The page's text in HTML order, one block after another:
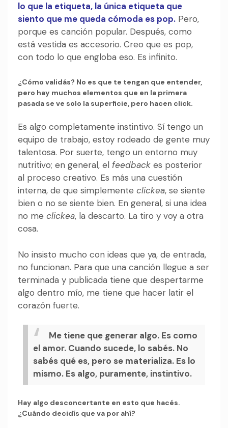
lo que la etiqueta, la única etiqueta que
siento que me queda cómoda es pop. Pero,
porque es canción popular. Después, como
está vestida es accesorio. Creo que es pop,
con todo lo que engloba eso. Es infinito.
¿Cómo validás? No es que te tengan que entender,
pero hay muchos elementos que en la primera
pasada se ve solo la superficie, pero hacen click.
Es algo completamente instintivo. Sí tengo un
equipo de trabajo, estoy rodeado de gente muy
talentosa. Por suerte, tengo un entorno muy
nutritivo; en general, el feedback es posterior
al proceso creativo. Es más una cuestión
interna, de que simplemente clickea, se siente
bien o no se siente bien. En general, si una idea
no me clickea, la descarto. La tiro y voy a otra
cosa.
No insisto mucho con ideas que ya, de entrada,
no funcionan. Para que una canción llegue a ser
terminada y publicada tiene que despertarme
algo dentro mío, me tiene que hacer latir el
corazón fuerte.
Me tiene que generar algo. Es como
el amor. Cuando sucede, lo sabés. No
sabés qué es, pero se materializa. Es lo
mismo. Es algo, puramente, instintivo.
Hay algo desconcertante en esto que hacés.
¿Cuándo decidís que va por ahí?